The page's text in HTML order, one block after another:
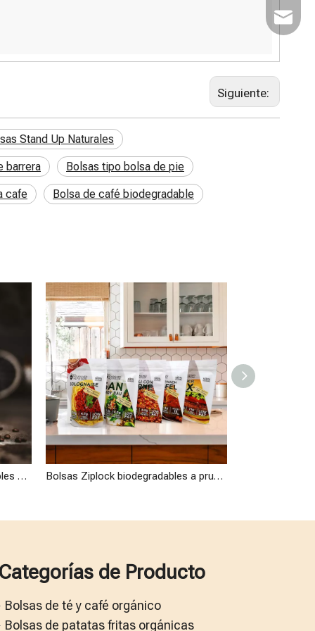
Siguiente:
Stand Up Naturales
barrera Bolsas tipo bolsa de pie
cafe Bolsa de café biodegradable
Bolsas de compost biodegradables certificadas con material PBS de alta calidad para café tostado y hojas de té Bolsas Ziplock biodegradables a prueba de humedad de material laminado para alimentos orgánicos veganos
Correo
Categorías de Producto
Bolsas de té y café orgánico
Bolsas de patatas fritas orgánicas